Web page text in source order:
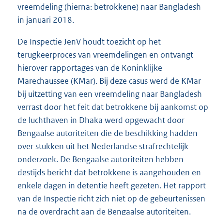
vreemdeling (hierna: betrokkene) naar Bangladesh
in januari 2018.
De Inspectie JenV houdt toezicht op het
terugkeerproces van vreemdelingen en ontvangt
hierover rapportages van de Koninklijke
Marechaussee (KMar). Bij deze casus werd de KMar
bij uitzetting van een vreemdeling naar Bangladesh
verrast door het feit dat betrokkene bij aankomst op
de luchthaven in Dhaka werd opgewacht door
Bengaalse autoriteiten die de beschikking hadden
over stukken uit het Nederlandse strafrechtelijk
onderzoek. De Bengaalse autoriteiten hebben
destijds bericht dat betrokkene is aangehouden en
enkele dagen in detentie heeft gezeten. Het rapport
van de Inspectie richt zich niet op de gebeurtenissen
na de overdracht aan de Bengaalse autoriteiten.